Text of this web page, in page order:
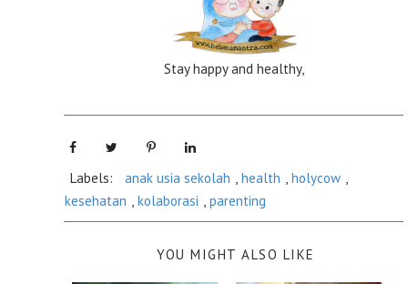
Stay happy and healthy,
Labels: anak usia sekolah health holycow
kesehatan
kolaborasi parenting
YOU MIGHT ALSO LIKE